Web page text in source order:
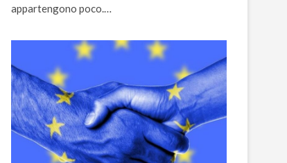
appartengono poco.…